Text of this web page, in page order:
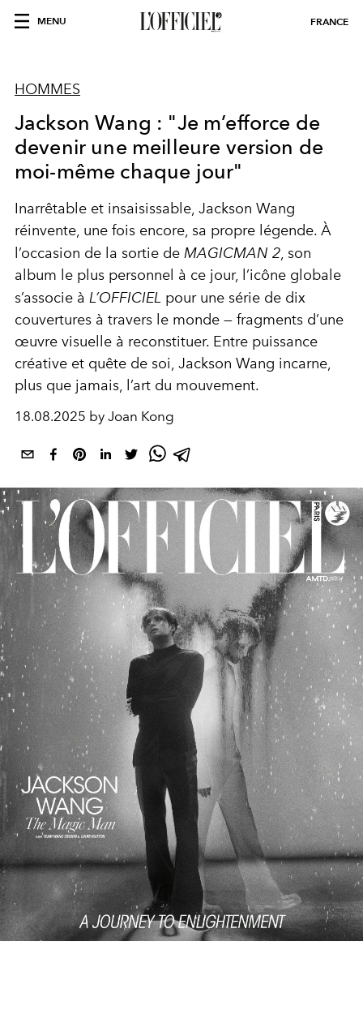
MENU FRANCE
HOMMES
Jackson Wang : "Je m’efforce de
devenir une meilleure version de
moi-même chaque jour"
Inarrêtable et insaisissable, Jackson Wang
réinvente, une fois encore, sa propre légende. À
l’occasion de la sortie de MAGICMAN 2, son
album le plus personnel à ce jour, l’icône globale
s’associe à L’OFFICIEL pour une série de dix
couvertures à travers le monde — fragments d’une
œuvre visuelle à reconstituer. Entre puissance
créative et quête de soi, Jackson Wang incarne,
plus que jamais, l’art du mouvement.
18.08.2025 by Joan Kong